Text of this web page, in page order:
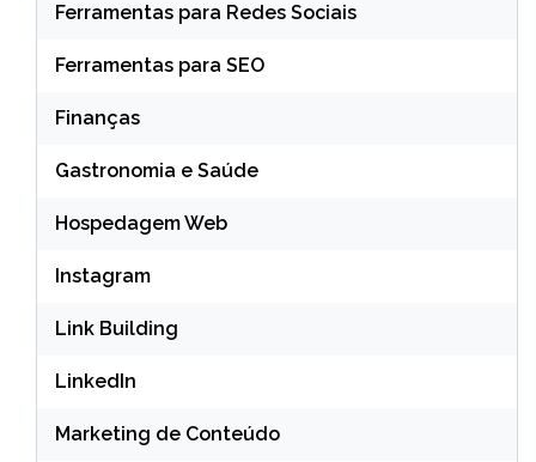
Ferramentas para Redes Sociais
Ferramentas para SEO
Finanças
Gastronomia e Saúde
Hospedagem Web
Instagram
Link Building
LinkedIn
Marketing de Conteúdo